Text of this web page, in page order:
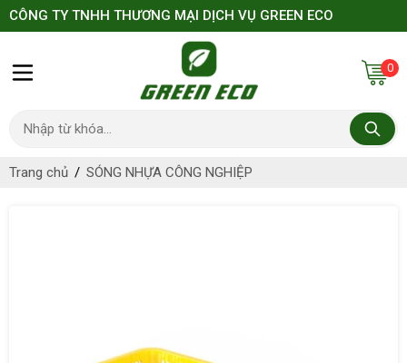
CÔNG TY TNHH THƯƠNG MẠI DỊCH VỤ GREEN ECO
0
Trang chủ SÓNG NHỰA CÔNG NGHIỆP